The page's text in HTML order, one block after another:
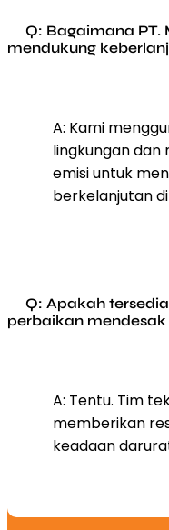
Q: Bagaimana PT.
mendukung
A: Kami
lingkungan
emisi untuk
berkelanjutan
Q: Apakah
perbaikan
A: Tentu. Tim
memberikan
keadaan